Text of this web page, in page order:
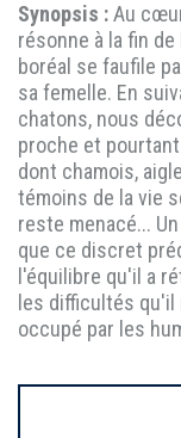
Synopsis :Au
résonne à la fin
boréal se faufile
sa femelle. En
chatons, nous
proche et
dont chamois,
témoins de la vie
reste menacé...
que ce discret
l'équilibre qu'il a
les difficultés
occupé par les